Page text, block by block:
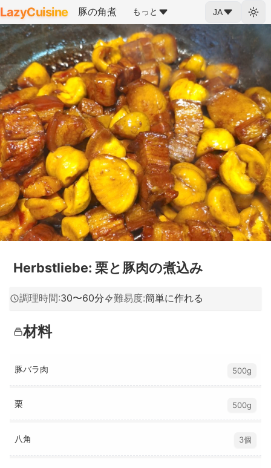
LazyCuisine 豚の角煮 もっと JA
Herbstliebe: 栗と豚肉の煮込み
調理時間:30〜60分 難易度:簡単に作れる
材料
豚バラ肉 500g
栗 500g
八角 3個